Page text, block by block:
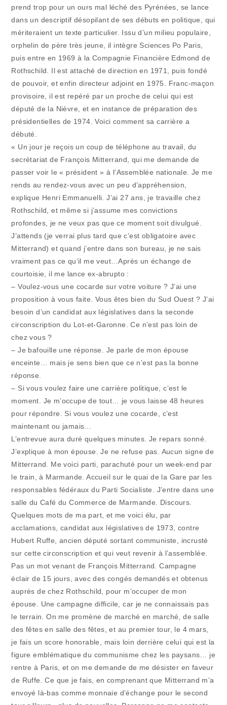
prend trop pour un ours mal léché des Pyrénées, se lance
dans un descriptif désopilant de ses débuts en politique, qui
mériteraient un texte particulier. Issu d’un milieu populaire,
orphelin de père très jeune, il intègre Sciences Po Paris,
puis entre en 1969 à la Compagnie Financière Edmond de
Rothschild. Il est attaché de direction en 1971, puis fondé
de pouvoir, et enfin directeur adjoint en 1975. Franc-maçon
provisoire, il est repéré par un proche de celui qui est
député de la Nièvre, et en instance de préparation des
présidentielles de 1974. Voici comment sa carrière a
débuté.
« Un jour je reçois un coup de téléphone au travail, du
secrétariat de François Mitterrand, qui me demande de
passer voir le « président » à l’Assemblée nationale. Je me
rends au rendez-vous avec un peu d’appréhension,
explique Henri Emmanuelli. J’ai 27 ans, je travaille chez
Rothschild, et même si j’assume mes convictions
profondes, je ne veux pas que ce moment soit divulgué.
J’attends (je verrai plus tard que c’est obligatoire avec
Mitterrand) et quand j’entre dans son bureau, je ne sais
vraiment pas ce qu’il me veut…Après un échange de
courtoisie, il me lance ex-abrupto :
– Voulez-vous une cocarde sur votre voiture ? J’ai une
proposition à vous faite. Vous êtes bien du Sud Ouest ? J’ai
besoin d’un candidat aux législatives dans la seconde
circonscription du Lot-et-Garonne. Ce n’est pas loin de
chez vous ?
– Je bafouille une réponse. Je parle de mon épouse
enceinte… mais je sens bien que ce n’est pas la bonne
réponse.
– Si vous voulez faire une carrière politique, c’est le
moment. Je m’occupe de tout… je vous laisse 48 heures
pour répondre. Si vous voulez une cocarde, c’est
maintenant ou jamais…
L’entrevue aura duré quelques minutes. Je repars sonné.
J’explique à mon épouse. Je ne refuse pas. Aucun signe de
Mitterrand. Me voici parti, parachuté pour un week-end par
le train, à Marmande. Accueil sur le quai de la Gare par les
responsables fédéraux du Parti Socialiste. J’entre dans une
salle du Café du Commerce de Marmande. Discours.
Quelques mots de ma part, et me voici élu, par
acclamations, candidat aux législatives de 1973, contre
Hubert Ruffe, ancien député sortant communiste, incrusté
sur cette circonscription et qui veut revenir à l’assemblée.
Pas un mot venant de François Mitterrand. Campagne
éclair de 15 jours, avec des congés demandés et obtenus
auprès de chez Rothschild, pour m’occuper de mon
épouse. Une campagne difficile, car je ne connaissais pas
le terrain. On me promène de marché en marché, de salle
des fêtes en salle des fêtes, et au premier tour, le 4 mars,
je fais un score honorable, mais loin derrière celui qui est la
figure emblématique du communisme chez les paysans… je
rentre à Paris, et on me demande de me désister en faveur
de Ruffe. Ce que je fais, en comprenant que Mitterrand m’a
envoyé là-bas comme monnaie d’échange pour le second